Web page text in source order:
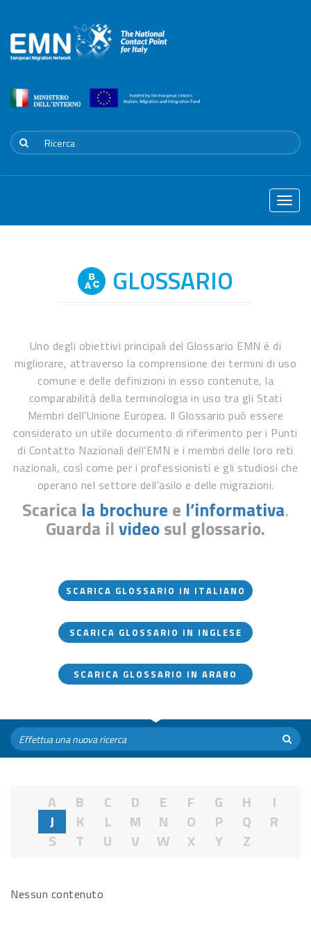
Toggle
GLOSSARIO
Uno degli obiettivi principali del Glossario EMN è di
migliorare, attraverso la comprensione dei termini di uso
comune e delle definizioni in esso contenute, la
comparabilità della terminologia in uso tra gli Stati
Membri dell’Unione Europea. Il Glossario può essere
considerato un utile documento di riferimento per i Punti
di Contatto Nazionali dell’EMN e i membri delle loro reti
nazionali, così come per i professionisti e gli studiosi che
operano nel settore dell’asilo e delle migrazioni.
Scarica la brochure e l’informativa.
Guarda ilvideosul glossario.
SCARICA GLOSSARIO IN ITALIANO
SCARICA GLOSSARIO IN INGLESE
SCARICA GLOSSARIO IN ARABO
A B C D E F G H
I
J
K L M N O P Q
R
S
T U V W X Y Z
Nessun contenuto